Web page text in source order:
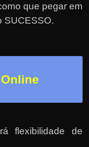
que pegar em
SUCESSO.
flexibilidade de